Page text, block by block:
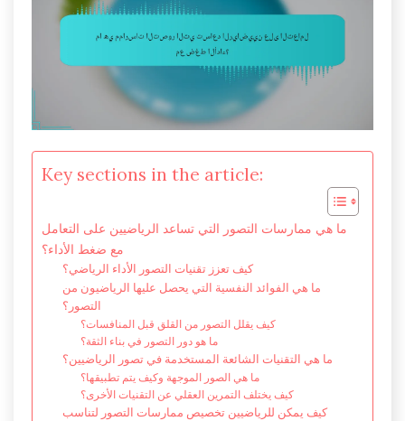
Key sections in the article:
ما هي ممارسات التصور التي تساعد الرياضيين على التعامل
مع ضغط الأداء؟
كيف تعزز تقنيات التصور الأداء الرياضي؟
ما هي الفوائد النفسية التي يحصل عليها الرياضيون من
التصور؟
كيف يقلل التصور من القلق قبل المنافسات؟
ما هو دور التصور في بناء الثقة؟
ما هي التقنيات الشائعة المستخدمة في تصور الرياضيين؟
ما هي الصور الموجهة وكيف يتم تطبيقها؟
كيف يختلف التمرين العقلي عن التقنيات الأخرى؟
كيف يمكن للرياضيين تخصيص ممارسات التصور لتناسب